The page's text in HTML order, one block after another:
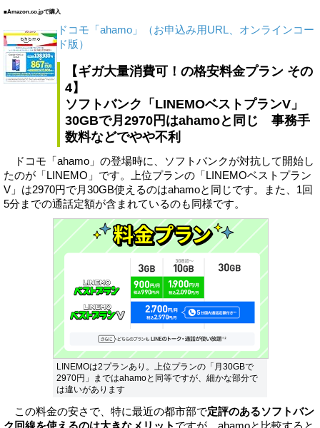
■Amazon.co.jpで購入
ドコモ「ahamo」（お申込み用URL、オンラインコー
ド版）
【ギガ大量消費可！の格安料金プラン その
4】
ソフトバンク「LINEMOベストプランV」
30GBで月2970円はahamoと同じ 事務手
数料などでやや不利
ドコモ「ahamo」の登場時に、ソフトバンクが対抗して開始し
たのが「LINEMO」です。上位プランの「LINEMOベストプラン
V」は2970円で月30GB使えるのはahamoと同じです。また、1回
5分までの通話定額が含まれているのも同様です。
LINEMOは2プランあり。上位プランの「月30GBで
2970円」まではahamoと同等ですが、細かな部分で
は違いがあります
この料金の安さで、特に最近の都市部で定評のあるソフトバン
ク回線を使えるのは大きなメリット ですが、ahamoと比較すると